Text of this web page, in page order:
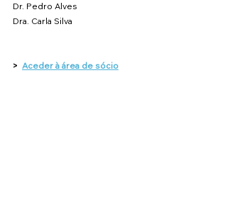
Dr. Pedro Alves
Dra. Carla Silva
> Aceder à área de sócio